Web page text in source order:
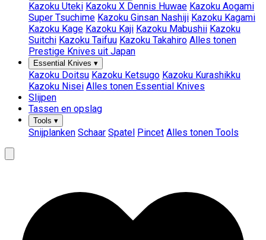
Kazoku Uteki Kazoku X Dennis Huwae Kazoku Aogami
Super Tsuchime Kazoku Ginsan Nashiji Kazoku Kagami
Kazoku Kage Kazoku Kaji Kazoku Mabushii Kazoku
Suitchi Kazoku Taifuu Kazoku Takahiro Alles tonen
Prestige Knives uit Japan
Essential Knives ▾
Kazoku Doitsu Kazoku Ketsugo Kazoku Kurashikku
Kazoku Nisei Alles tonen Essential Knives
Slijpen
Tassen en opslag
Tools ▾
Snijplanken Schaar Spatel Pincet Alles tonen Tools